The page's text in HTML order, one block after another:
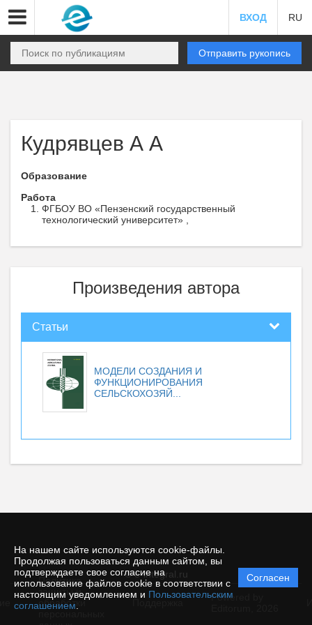
На нашем сайте используются cookie-файлы.
Продолжая пользоваться данным сайтом, вы
подтверждаете свое согласие на
использование файлов cookie в соответствии с
настоящим уведомлением и Пользовательским
соглашением
Согласен
ВХОД RU
Отправить рукопись
Кудрявцев А А
Образование
Работа
ФГБОУ ВО «Пензенский государственный
технологический университет» ,
Произведения автора
Статьи
МОДЕЛИ СОЗДАНИЯ И
ФУНКЦИОНИРОВАНИЯ
СЕЛЬСКОХОЗЯЙ...
© e-integral.ru
Политика
защиты и
обработки
Powered by